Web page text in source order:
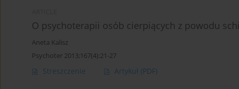
O psychoterapii osób cierpiących z powodu
Aneta Kalisz
Psychoter 2013;167(4):21-27
Streszczenie Artykuł (PDF)